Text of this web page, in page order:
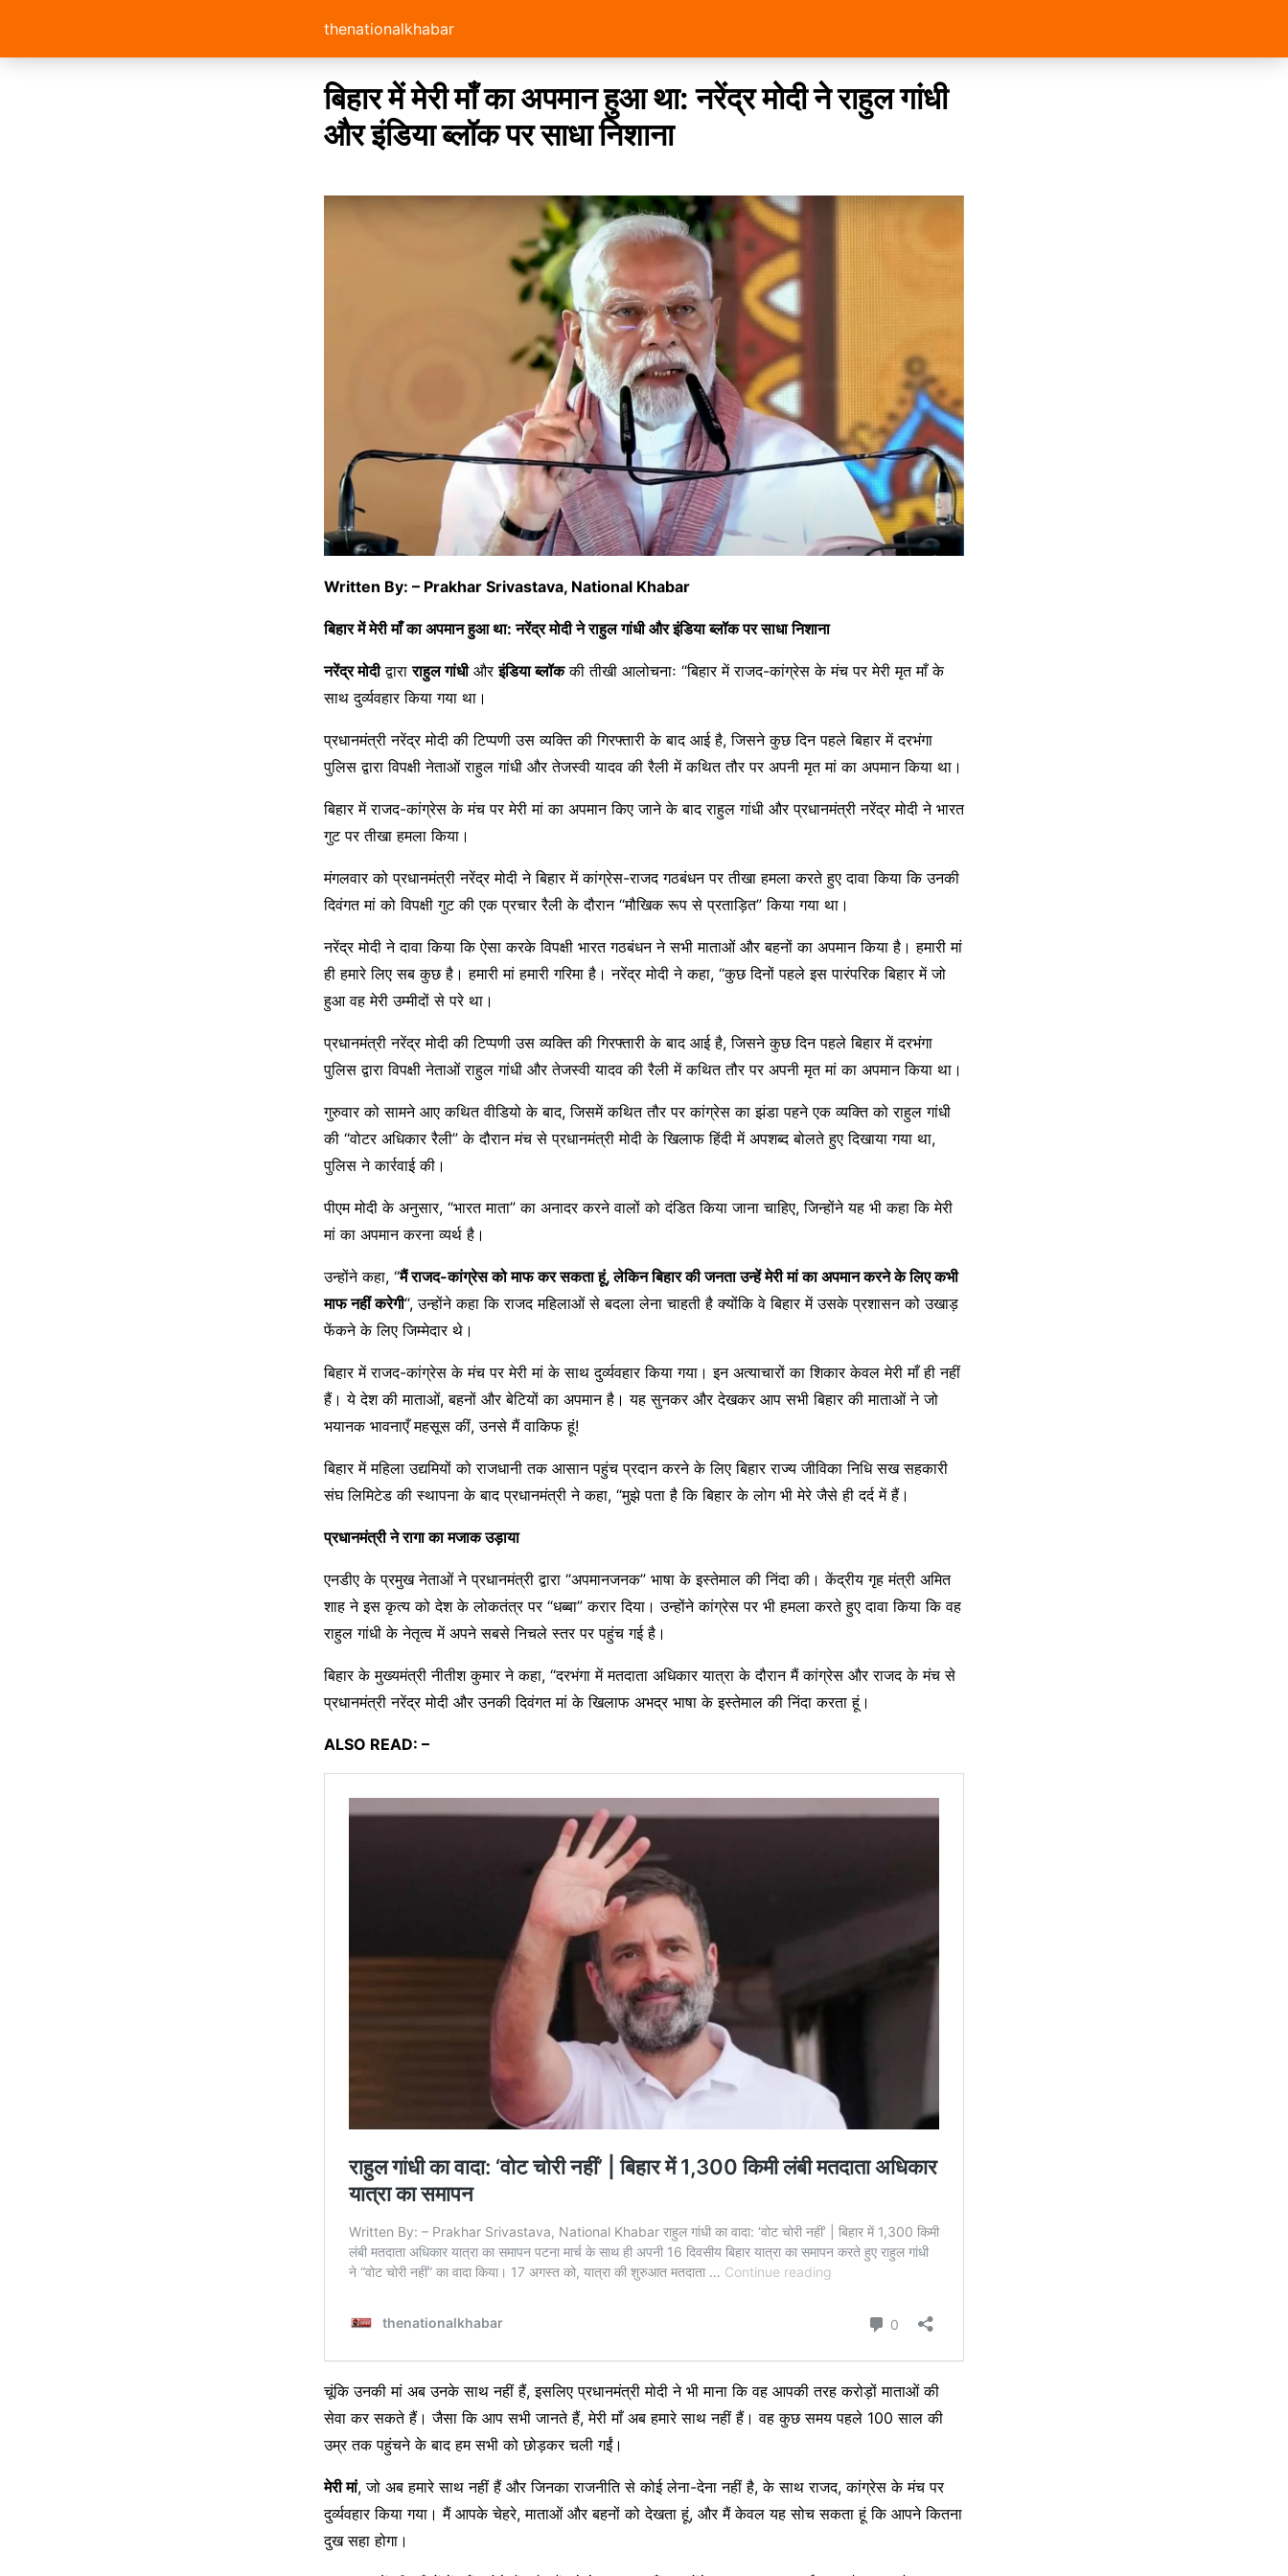
thenationalkhabar
बिहार में मेरी माँ का अपमान हुआ था: नरेंद्र मोदी ने राहुल गांधी
और इंडिया ब्लॉक पर साधा निशाना
Written By: – Prakhar Srivastava, National Khabar
बिहार में मेरी माँ का अपमान हुआ था: नरेंद्र मोदी ने राहुल गांधी और इंडिया ब्लॉक पर साधा निशाना
नरेंद्र मोदीद्वाराराहुल गांधीऔरइंडिया ब्लॉककी तीखी आलोचनाः “बिहार में राजद-कांग्रेस के मंच पर मेरी मृत माँ के
साथ दुर्व्यवहार किया गया था।
प्रधानमंत्री नरेंद्र मोदी की टिप्पणी उस व्यक्ति की गिरफ्तारी के बाद आई है, जिसने कुछ दिन पहले बिहार में दरभंगा
पुलिस द्वारा विपक्षी नेताओं राहुल गांधी और तेजस्वी यादव की रैली में कथित तौर पर अपनी मृत मां का अपमान किया था।
बिहार में राजद-कांग्रेस के मंच पर मेरी मां का अपमान किए जाने के बाद राहुल गांधी और प्रधानमंत्री नरेंद्र मोदी ने भारत
गुट पर तीखा हमला किया।
मंगलवार को प्रधानमंत्री नरेंद्र मोदी ने बिहार में कांग्रेस-राजद गठबंधन पर तीखा हमला करते हुए दावा किया कि उनकी
दिवंगत मां को विपक्षी गुट की एक प्रचार रैली के दौरान “मौखिक रूप से प्रताड़ित” किया गया था।
नरेंद्र मोदी ने दावा किया कि ऐसा करके विपक्षी भारत गठबंधन ने सभी माताओं और बहनों का अपमान किया है। हमारी मां
ही हमारे लिए सब कुछ है। हमारी मां हमारी गरिमा है। नरेंद्र मोदी ने कहा, “कुछ दिनों पहले इस पारंपरिक बिहार में जो
हुआ वह मेरी उम्मीदों से परे था।
प्रधानमंत्री नरेंद्र मोदी की टिप्पणी उस व्यक्ति की गिरफ्तारी के बाद आई है, जिसने कुछ दिन पहले बिहार में दरभंगा
पुलिस द्वारा विपक्षी नेताओं राहुल गांधी और तेजस्वी यादव की रैली में कथित तौर पर अपनी मृत मां का अपमान किया था।
गुरुवार को सामने आए कथित वीडियो के बाद, जिसमें कथित तौर पर कांग्रेस का झंडा पहने एक व्यक्ति को राहुल गांधी
की “वोटर अधिकार रैली” के दौरान मंच से प्रधानमंत्री मोदी के खिलाफ हिंदी में अपशब्द बोलते हुए दिखाया गया था,
पुलिस ने कार्रवाई की।
पीएम मोदी के अनुसार, “भारत माता” का अनादर करने वालों को दंडित किया जाना चाहिए, जिन्होंने यह भी कहा कि मेरी
मां का अपमान करना व्यर्थ है।
उन्होंने कहा, “मैं राजद-कांग्रेस को माफ कर सकता हूं, लेकिन बिहार की जनता उन्हें मेरी मां का अपमान करने के लिए कभी
माफ नहीं करेगी“, उन्होंने कहा कि राजद महिलाओं से बदला लेना चाहती है क्योंकि वे बिहार में उसके प्रशासन को उखाड़
फेंकने के लिए जिम्मेदार थे।
बिहार में राजद-कांग्रेस के मंच पर मेरी मां के साथ दुर्व्यवहार किया गया। इन अत्याचारों का शिकार केवल मेरी माँ ही नहीं
हैं। ये देश की माताओं, बहनों और बेटियों का अपमान है। यह सुनकर और देखकर आप सभी बिहार की माताओं ने जो
भयानक भावनाएँ महसूस कीं, उनसे मैं वाकिफ हूं!
बिहार में महिला उद्यमियों को राजधानी तक आसान पहुंच प्रदान करने के लिए बिहार राज्य जीविका निधि सख सहकारी
संघ लिमिटेड की स्थापना के बाद प्रधानमंत्री ने कहा, “मुझे पता है कि बिहार के लोग भी मेरे जैसे ही दर्द में हैं।
प्रधानमंत्री ने रागा का मजाक उड़ाया
एनडीए के प्रमुख नेताओं ने प्रधानमंत्री द्वारा “अपमानजनक” भाषा के इस्तेमाल की निंदा की। केंद्रीय गृह मंत्री अमित
शाह ने इस कृत्य को देश के लोकतंत्र पर “धब्बा” करार दिया। उन्होंने कांग्रेस पर भी हमला करते हुए दावा किया कि वह
राहुल गांधी के नेतृत्व में अपने सबसे निचले स्तर पर पहुंच गई है।
बिहार के मुख्यमंत्री नीतीश कुमार ने कहा, “दरभंगा में मतदाता अधिकार यात्रा के दौरान मैं कांग्रेस और राजद के मंच से
प्रधानमंत्री नरेंद्र मोदी और उनकी दिवंगत मां के खिलाफ अभद्र भाषा के इस्तेमाल की निंदा करता हूं।
ALSO READ: –
चूंकि उनकी मां अब उनके साथ नहीं हैं, इसलिए प्रधानमंत्री मोदी ने भी माना कि वह आपकी तरह करोड़ों माताओं की
सेवा कर सकते हैं। जैसा कि आप सभी जानते हैं, मेरी माँ अब हमारे साथ नहीं हैं। वह कुछ समय पहले 100 साल की
उम्र तक पहुंचने के बाद हम सभी को छोड़कर चली गईं।
मेरी मां, जो अब हमारे साथ नहीं हैं और जिनका राजनीति से कोई लेना-देना नहीं है, के साथ राजद, कांग्रेस के मंच पर
दुर्व्यवहार किया गया। मैं आपके चेहरे, माताओं और बहनों को देखता हूं, और मैं केवल यह सोच सकता हूं कि आपने कितना
दुख सहा होगा।